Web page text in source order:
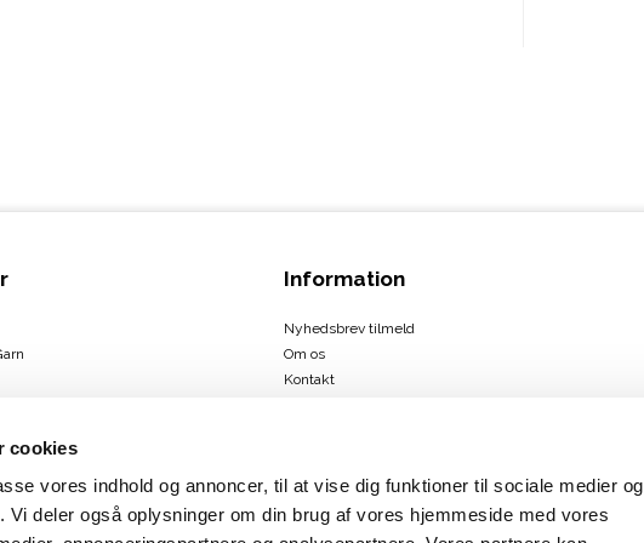
cookies
vores indhold og annoncer, til at vise dig funktioner til sociale medier og
deler også oplysninger om din brug af vores hjemmeside med vores
Information
Nyhedsbrev tilmeld
Om os
Kontakt